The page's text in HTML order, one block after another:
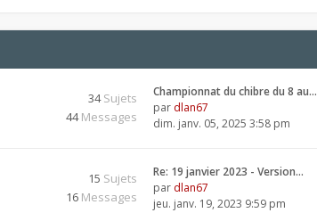
34Sujets
44Messages
Championnat du chibre du 8 au…
par dlan67
dim. janv. 05, 2025 3:58 pm
15 Sujets
16 Messages
Re: 19 janvier 2023 - Version…
par dlan67
jeu. janv. 19, 2023 9:59 pm